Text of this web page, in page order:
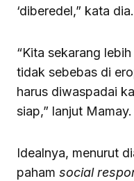
‘diberedel,” kata dia.
“Kita sekarang
tidak sebebas di
harus diwaspadai
siap,” lanjut Mamay.
Idealnya, menurut
paham social